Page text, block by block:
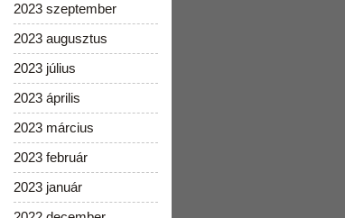
2023 szeptember
2023 augusztus
2023 július
2023 április
2023 március
2023 február
2023 január